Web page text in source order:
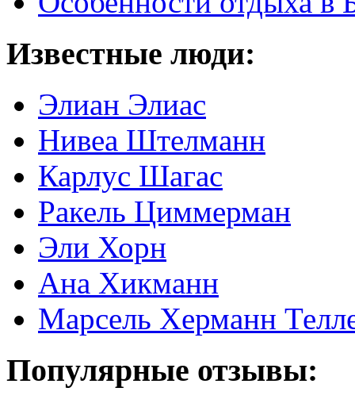
Известные люди:
Элиан Элиас
Нивеа Штелманн
Карлус Шагас
Ракель Циммерман
Эли Хорн
Ана Хикманн
Марсель Херманн
Популярные отзывы: